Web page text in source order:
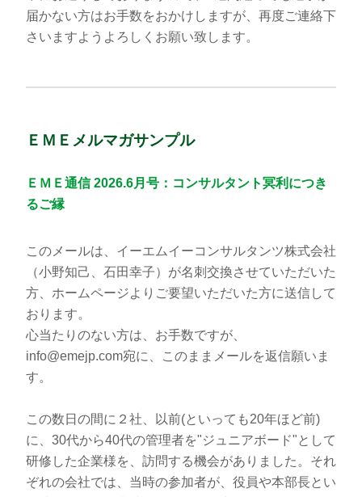
届かない方はお手数をおかけしますが、再度ご連絡下
さいますようよろしくお願い致します。
ＥＭＥメルマガサンプル
ＥＭＥ通信 2026.6月号：コンサルタント冥利につき
るご縁
このメールは、イーエムイーコンサルタンツ株式会社
（小野知己、石田幸子）が名刺交換させていただいた
方、ホームページよりご要望いただいた方に送信して
おります。
心当たりのない方は、お手数ですが、
info@emejp.com宛に、このままメールを返信願いま
す。
この数日の間に２社、以前(といっても20年ほど前)
に、30代から40代の管理者を"ジュニアボード"として
研修した企業様を、訪問する機会がありました。それ
ぞれの会社では、当時の参加者が、役員や本部長とい